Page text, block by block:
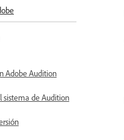
Adobe Audition
sistema de Audition